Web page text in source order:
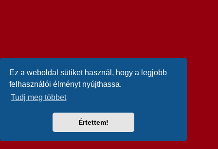
Ez a weboldal sütiket használ, hogy a legjobb
felhasználói élményt nyújthassa.
Tudj meg többet
Értettem!